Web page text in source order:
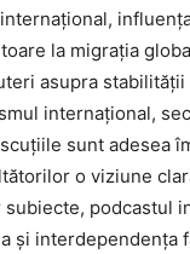
la migrația
asupra
internațional,
sunt adesea
o viziune
podcastul
și interdependența